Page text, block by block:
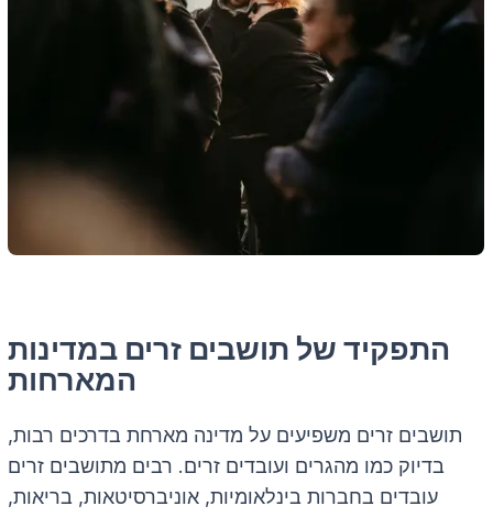
התפקיד של תושבים זרים במדינות
המארחות
תושבים זרים משפיעים על מדינה מארחת בדרכים רבות,
בדיוק כמו מהגרים ועובדים זרים. רבים מתושבים זרים
עובדים בחברות בינלאומיות, אוניברסיטאות, בריאות,